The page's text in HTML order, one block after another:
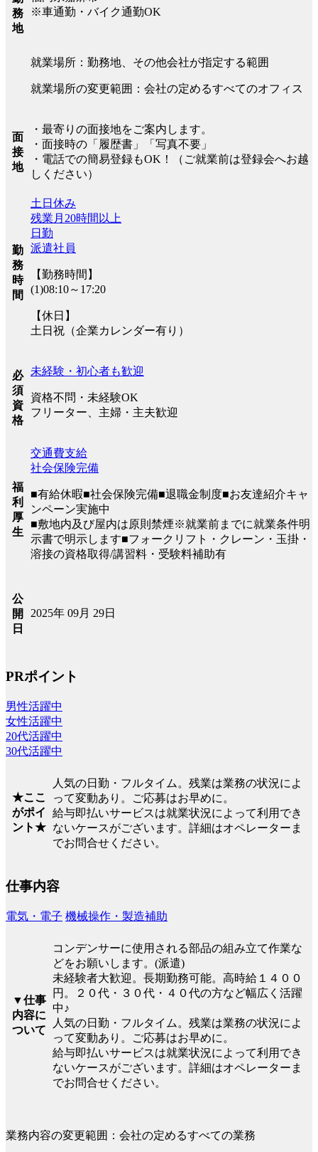
務
地
※車通勤・バイク通勤OK
就業場所：勤務地、その他会社が指定する範囲
就業場所の変更範囲：会社の定めるすべてのオフィス
面
接
地
・最寄りの面接地をご案内します。
・面接時の「履歴書」「写真不要」
・電話での簡易登録もOK！（ご就業前は登録会へお越
しください）
勤
務
時
間
土日休み
残業月20時間以上
日勤
派遣社員
【勤務時間】
(1)08:10～17:20
【休日】
土日祝（企業カレンダー有り）
必
須
資
格
未経験・初心者も歓迎
資格不問・未経験OK
フリーター、主婦・主夫歓迎
福
利
厚
生
交通費支給
社会保険完備
■有給休暇■社会保険完備■退職金制度■お友達紹介キャ
ンペーン実施中
■敷地内及び屋内は原則禁煙※就業前までに就業条件明
示書で明示します■フォークリフト・クレーン・玉掛・
溶接の資格取得/講習料・受験料補助有
公
開
日
2025年 09月 29日
PRポイント
男性活躍中
女性活躍中
20代活躍中
30代活躍中
★ここ
がポイ
ント★
人気の日勤・フルタイム。残業は業務の状況によ
って変動あり。ご応募はお早めに。
給与即払いサービスは就業状況によって利用でき
ないケースがございます。詳細はオペレーターま
でお問合せください。
仕事内容
電気・電子 機械操作・製造補助
▼仕事
内容に
ついて
コンデンサーに使用される部品の組み立て作業な
どをお願いします。(派遣)
未経験者大歓迎。長期勤務可能。高時給１４００
円。２０代・３０代・４０代の方など幅広く活躍
中♪
人気の日勤・フルタイム。残業は業務の状況によ
って変動あり。ご応募はお早めに。
給与即払いサービスは就業状況によって利用でき
ないケースがございます。詳細はオペレーターま
でお問合せください。
業務内容の変更範囲：会社の定めるすべての業務